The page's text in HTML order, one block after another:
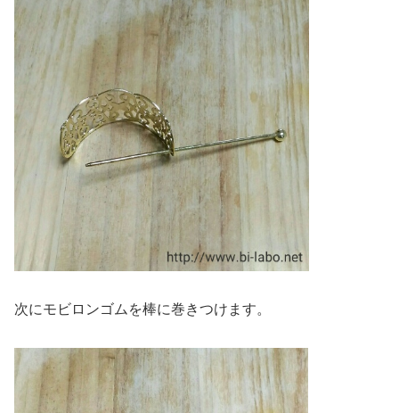
次にモビロンゴムを棒に巻きつけます。